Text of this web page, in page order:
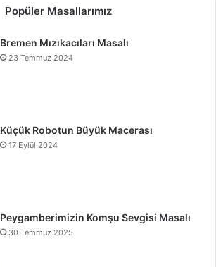
Popüler Masallarımız
Bremen Mızıkacıları Masalı
23 Temmuz 2024
Küçük Robotun Büyük Macerası
17 Eylül 2024
Peygamberimizin Komşu Sevgisi Masalı
30 Temmuz 2025